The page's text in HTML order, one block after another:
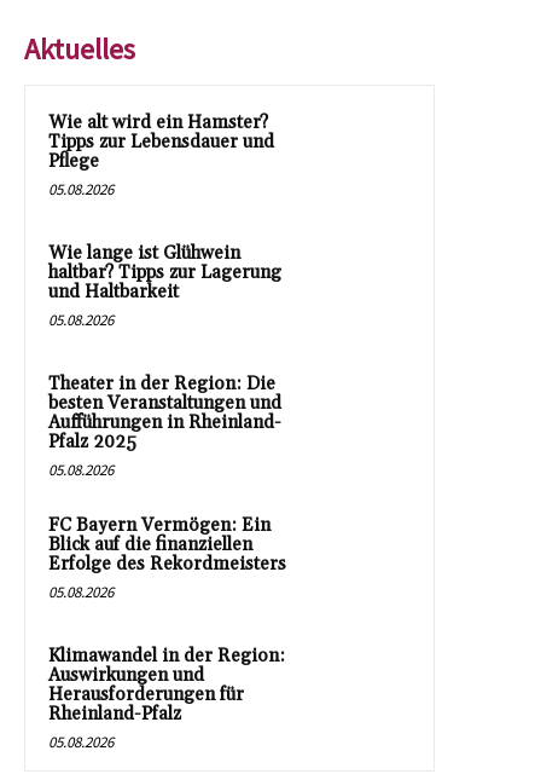
Aktuelles
Wie alt wird ein Hamster?
Tipps zur Lebensdauer und
Pflege
05.08.2026
Wie lange ist Glühwein
haltbar? Tipps zur Lagerung
und Haltbarkeit
05.08.2026
Theater in der Region: Die
besten Veranstaltungen und
Aufführungen in Rheinland-
Pfalz 2025
05.08.2026
FC Bayern Vermögen: Ein
Blick auf die finanziellen
Erfolge des Rekordmeisters
05.08.2026
Klimawandel in der Region:
Auswirkungen und
Herausforderungen für
Rheinland-Pfalz
05.08.2026